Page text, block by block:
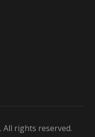
All rights reserved.